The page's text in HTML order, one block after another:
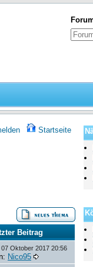
Startseite
Beitrag
07 Oktober 2017 20:56
Nico95